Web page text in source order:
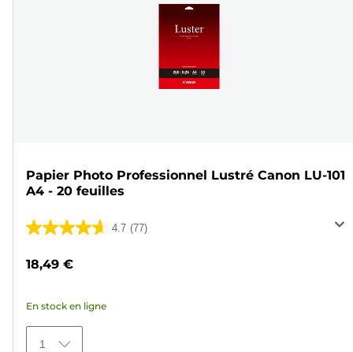
Papier Photo Professionnel Lustré Canon LU-101
A4 - 20 feuilles
4.7 (77)
4.7
77
avis
18,49 €
En stock en ligne
1